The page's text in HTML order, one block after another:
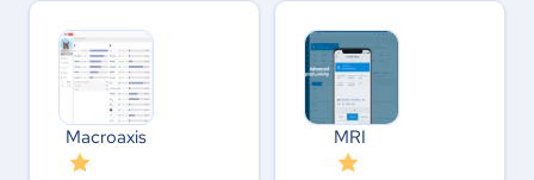
Macroaxis MRI